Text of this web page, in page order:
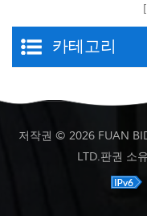
카테고리
저작권 © 2026 FUAN
LTD.판권 소